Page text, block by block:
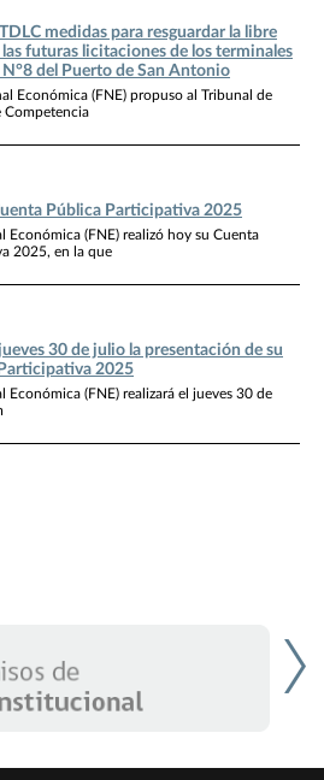
medidas para resguardar la libre
futuras licitaciones de los terminales
del Puerto de San Antonio
Económica (FNE) propuso al Tribunal de
Competencia
Pública Participativa 2025
Económica (FNE) realizó hoy su Cuenta
2025, en la que
30 de julio la presentación de su
2025
Económica (FNE) realizará el jueves 30 de